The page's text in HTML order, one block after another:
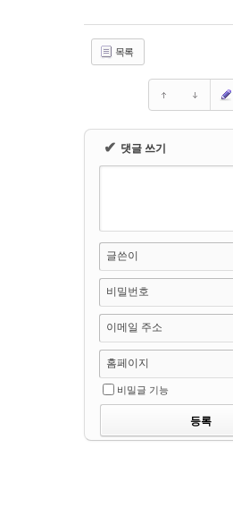
목록
✔ 댓글 쓰기
글쓴이
비밀번호
이메일 주소
홈페이지
비밀글 기능